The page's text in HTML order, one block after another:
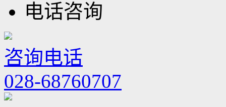
电话咨询
咨询电话
028-68760707